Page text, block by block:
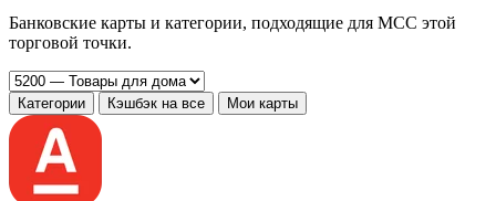
Банковские карты и категории, подходящие для MCC этой
торговой точки.
Категории Кэшбэк на все Мои карты